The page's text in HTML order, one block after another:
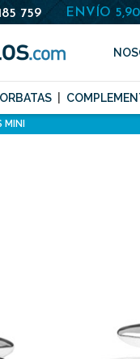
759 ENVÍO
MINI